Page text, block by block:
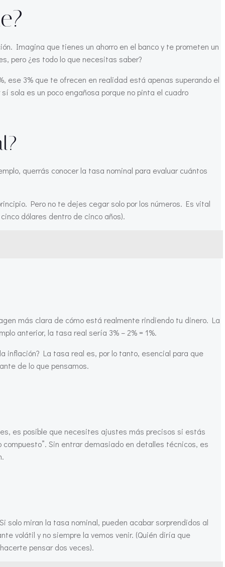
Imagina que tienes un ahorro en el banco y te prometen un
pero ¿es todo lo que necesitas saber?
ese 3% que te ofrecen en realidad está apenas superando el
sola es un poco engañosa porque no pinta el cuadro
querrás conocer la tasa nominal para evaluar cuántos
Pero no te dejes cegar solo por los números. Es vital
dólares dentro de cinco años).
más clara de cómo está realmente rindiendo tu dinero. La
anterior, la tasa real sería 3% – 2% = 1%.
inflación? La tasa real es, por lo tanto, esencial para que
de lo que pensamos.
es posible que necesites ajustes más precisos si estás
Sin entrar demasiado en detalles técnicos, es
solo miran la tasa nominal, pueden acabar sorprendidos al
volátil y no siempre la vemos venir. (Quién diría que
pensar dos veces).